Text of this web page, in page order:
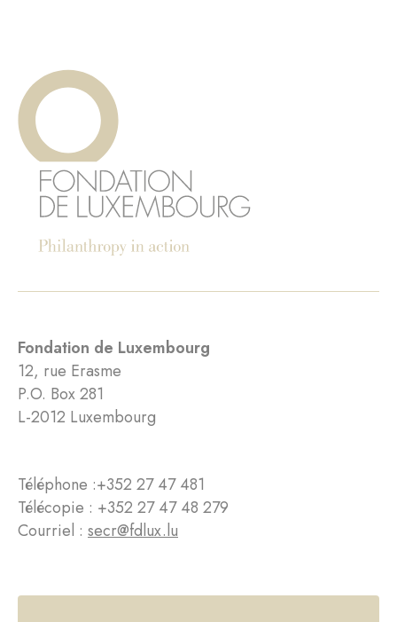
Fondation de Luxembourg
12, rue Erasme
P.O. Box 281
L-2012 Luxembourg
Téléphone :+352 27 47 481
Télécopie : +352 27 47 48 279
Courriel : secr@fdlux.lu